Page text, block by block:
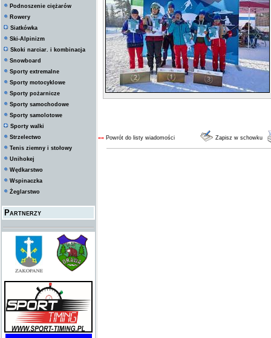
Podnoszenie ciężarów
Rowery
Siatkówka
Ski-Alpinizm
Skoki narciar. i kombinacja
Snowboard
Sporty extremalne
Sporty motocyklowe
Sporty pożarnicze
Sporty samochodowe
Sporty samolotowe
Sporty walki
Strzelectwo
Tenis ziemny i stołowy
Unihokej
Wędkarstwo
Wspinaczka
Żeglarstwo
Partnerzy
«« Powrót do listy wiadomości Zapisz w schowku